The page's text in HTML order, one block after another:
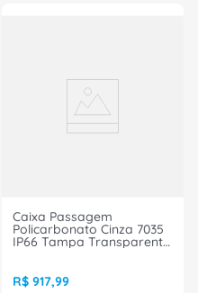
Caixa Passagem
Policarbonato Cinza 7035
IP66 Tampa Transparente
R$ 917,99